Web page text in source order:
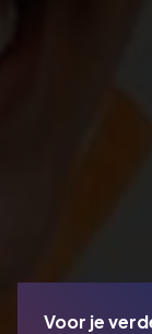
Voor je